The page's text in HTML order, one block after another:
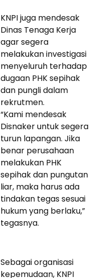
KNPI juga mendesak
Dinas Tenaga Kerja
agar segera
melakukan investigasi
menyeluruh terhadap
dugaan PHK sepihak
dan pungli dalam
rekrutmen.
“Kami mendesak
Disnaker untuk segera
turun lapangan. Jika
benar perusahaan
melakukan PHK
sepihak dan pungutan
liar, maka harus ada
tindakan tegas sesuai
hukum yang berlaku,”
tegasnya.
Sebagai organisasi
kepemudaan, KNPI